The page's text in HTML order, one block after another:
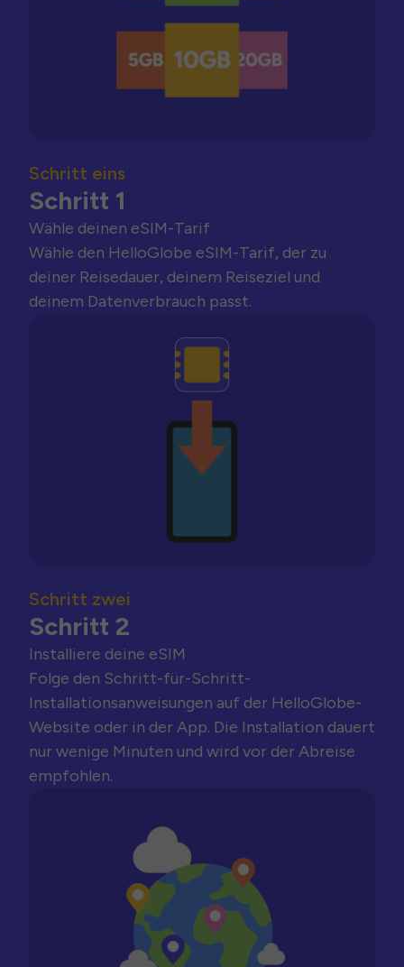
Schritt eins
Schritt 1
Wähle deinen eSIM-Tarif
Wähle den HelloGlobe eSIM-Tarif, der zu
deiner Reisedauer, deinem Reiseziel und
deinem Datenverbrauch passt.
Schritt zwei
Schritt 2
Installiere deine eSIM
Folge den Schritt-für-Schritt-
Installationsanweisungen auf der HelloGlobe-
Website oder in der App. Die Installation dauert
nur wenige Minuten und wird vor der Abreise
empfohlen.